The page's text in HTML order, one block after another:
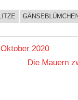
GÄNSEBLÜMCHEN
2020
Nächster
Die Mauern